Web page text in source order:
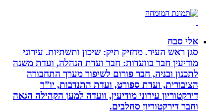
אלי סבח
סגן ראש העיר. מחזיק תיק: שיכון ותשתיות. עירוני
מודיעין חבר בוועדות: חבר ועדת הנהלה, ועדת משנה
לתכנון ובניה, חבר פורום לשיפור מערך התחבורה
הציבורית, ועדת ספורט, ועדת התנדבות, יו”ר
דירקטוריון עירוני מודיעין, וועדה למען הקהילה הגאה
וחבר דירקטוריון סחלבים.